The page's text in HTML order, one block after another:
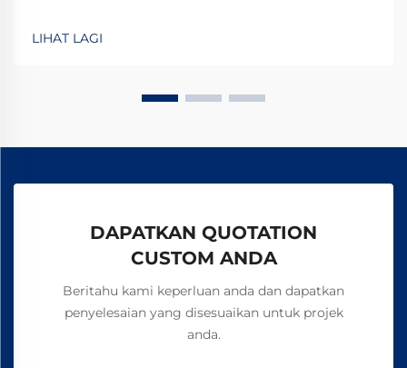
memastikan keselamatan tanpa asbes. Ketahui
LIHAT LAGI
DAPATKAN QUOTATION
CUSTOM ANDA
Beritahu kami keperluan anda dan dapatkan
penyelesaian yang disesuaikan untuk projek
anda.